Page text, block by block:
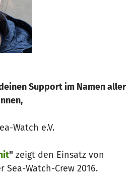
Support im Namen aller
Watch e.V.
" zeigt den Einsatz von
Watch-Crew 2016.